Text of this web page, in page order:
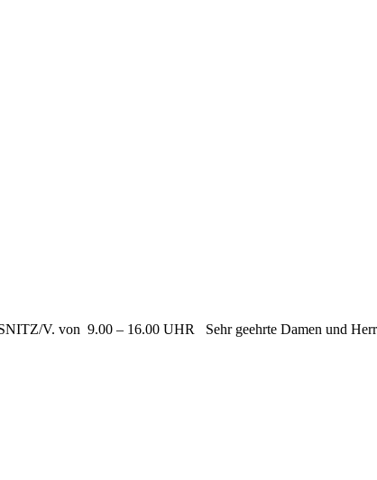
V. von 9.00 – 16.00 UHR Sehr geehrte Damen und